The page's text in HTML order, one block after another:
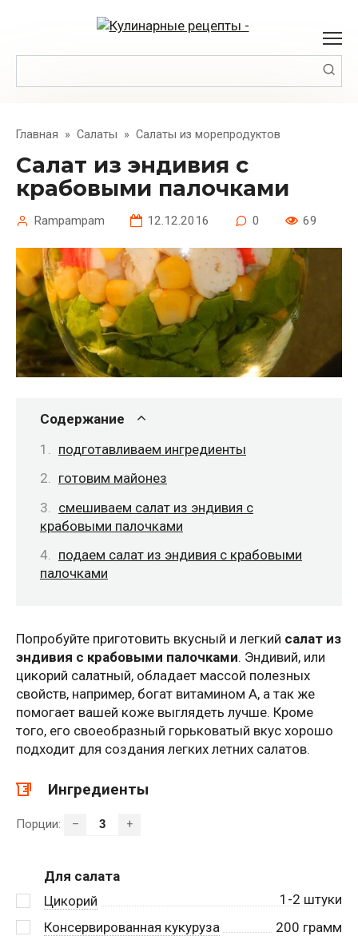
Главная » Салаты » Салаты из морепродуктов
Салат из эндивия с
крабовыми палочками
Rampampam 12.12.2016 0 69
Содержание
подготавливаем ингредиенты
готовим майонез
смешиваем салат из эндивия с
крабовыми палочками
подаем салат из эндивия с крабовыми
палочками
Попробуйте приготовить вкусный и легкий салат из
эндивия с крабовыми палочками. Эндивий, или
цикорий салатный, обладает массой полезных
свойств, например, богат витамином A, а так же
помогает вашей коже выглядеть лучше. Кроме
того, его своеобразный горьковатый вкус хорошо
подходит для создания легких летних салатов.
Ингредиенты
Порции: – +
Для салата
Цикорий
1-2 штуки
Консервированная кукуруза
200 грамм